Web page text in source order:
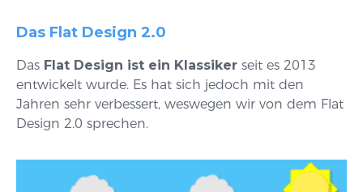
Das Flat Design 2.0
Das Flat Design ist ein Klassiker seit es 2013
entwickelt wurde. Es hat sich jedoch mit den
Jahren sehr verbessert, weswegen wir von dem Flat
Design 2.0 sprechen.